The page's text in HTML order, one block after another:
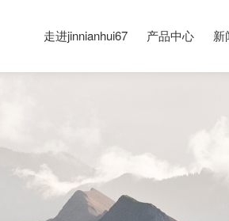
走进jinnianhui67 产品中心 新